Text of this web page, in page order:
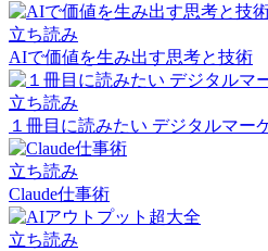
立ち読み
AIで価値を生み出す思考と技術
立ち読み
１冊目に読みたい デジタルマー
立ち読み
Claude仕事術
立ち読み